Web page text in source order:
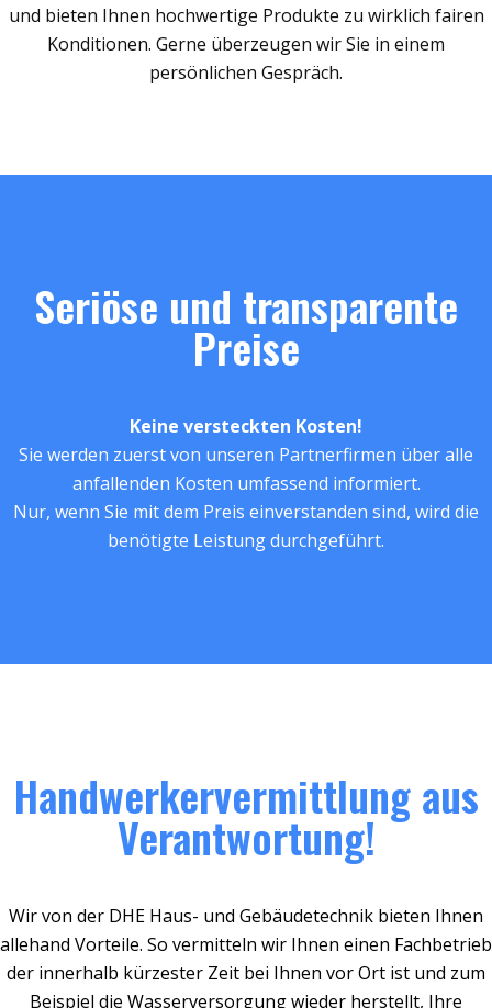
und bieten Ihnen hochwertige Produkte zu wirklich fairen
Konditionen. Gerne überzeugen wir Sie in einem
persönlichen Gespräch.
Seriöse und transparente
Preise
Keine versteckten Kosten!
Sie werden zuerst von unseren Partnerfirmen über alle
anfallenden Kosten umfassend informiert.
Nur, wenn Sie mit dem Preis einverstanden sind, wird die
benötigte Leistung durchgeführt.
Handwerkervermittlung aus
Verantwortung!
Wir von der DHE Haus- und Gebäudetechnik bieten Ihnen
allehand Vorteile. So vermitteln wir Ihnen einen Fachbetrieb
der innerhalb kürzester Zeit bei Ihnen vor Ort ist und zum
Beispiel die Wasserversorgung wieder herstellt, Ihre